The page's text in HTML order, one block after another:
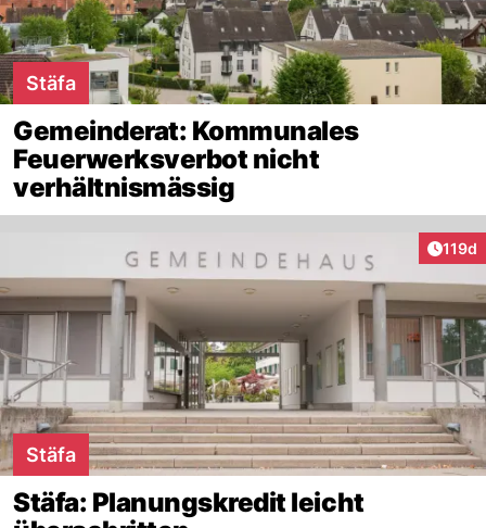
Stäfa
Gemeinderat: Kommunales
Feuerwerksverbot nicht
verhältnismässig
119d
Stäfa
Stäfa: Planungskredit leicht